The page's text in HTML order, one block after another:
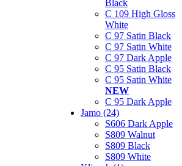
Black
C 109 High Gloss
White
C 97 Satin Black
C 97 Satin White
C 97 Dark Apple
C 95 Satin Black
C 95 Satin White
NEW
C 95 Dark Apple
Jamo (24)
S606 Dark Apple
S809 Walnut
S809 Black
S809 White